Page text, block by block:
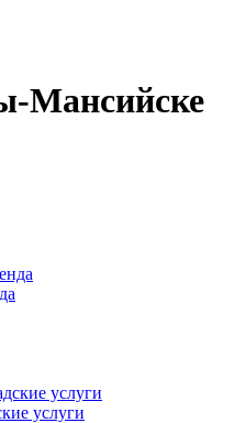
Мансийске
услуги